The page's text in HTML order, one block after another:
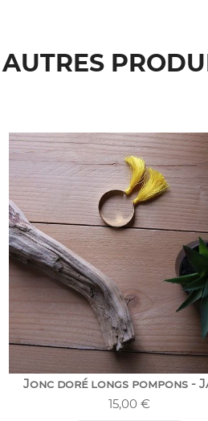
AUTRES
Jonc doré longs pompons -
15,00 €